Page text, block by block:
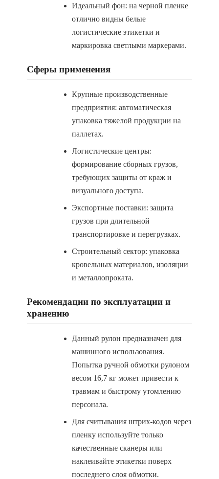
Идеальный фон: на черной пленке
отлично видны белые
логистические этикетки и
маркировка светлыми маркерами.
Сферы применения
Крупные производственные
предприятия: автоматическая
упаковка тяжелой продукции на
паллетах.
Логистические центры:
формирование сборных грузов,
требующих защиты от краж и
визуального доступа.
Экспортные поставки: защита
грузов при длительной
транспортировке и перегрузках.
Строительный сектор: упаковка
кровельных материалов, изоляции
и металлопроката.
Рекомендации по эксплуатации и
хранению
Данный рулон предназначен для
машинного использования.
Попытка ручной обмотки рулоном
весом 16,7 кг может привести к
травмам и быстрому утомлению
персонала.
Для считывания штрих-кодов через
пленку используйте только
качественные сканеры или
наклеивайте этикетки поверх
последнего слоя обмотки.